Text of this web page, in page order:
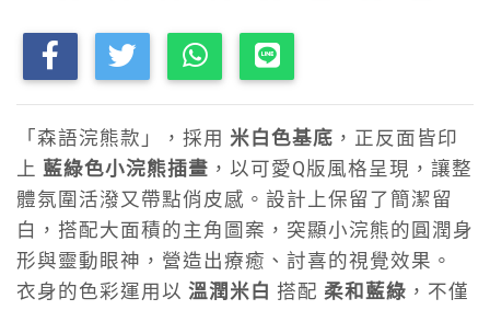
「森語浣熊款」，採用 米白色基底 ，正反面皆印
上 藍綠色小浣熊插畫 ，以可愛Q版風格呈現，讓整
體氛圍活潑又帶點俏皮感。設計上保留了簡潔留
白，搭配大面積的主角圖案，突顯小浣熊的圓潤身
形與靈動眼神，營造出療癒、討喜的視覺效果。
衣身的色彩運用以 溫潤米白 搭配 柔和藍綠 ，不僅